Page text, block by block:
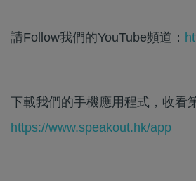
請Follow我們的YouTube頻道：
下載我們的手機應用程式，收看
https://www.speakout.hk/app